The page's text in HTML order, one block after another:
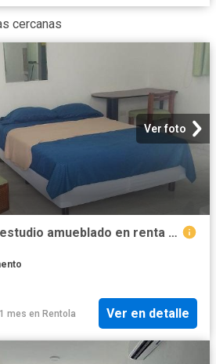
cercanas
Ver foto
Departamento tipo estudio amueblado en renta en Colonia México
mes en Rentola Ver en detalle